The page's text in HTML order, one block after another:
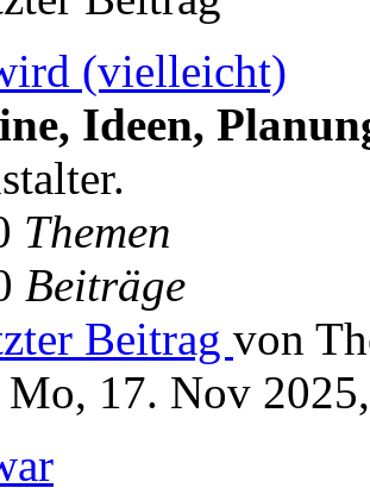
(vielleicht)
Ideen,
Themen
Beiträge
Beitrag von
Mo, 17. Nov